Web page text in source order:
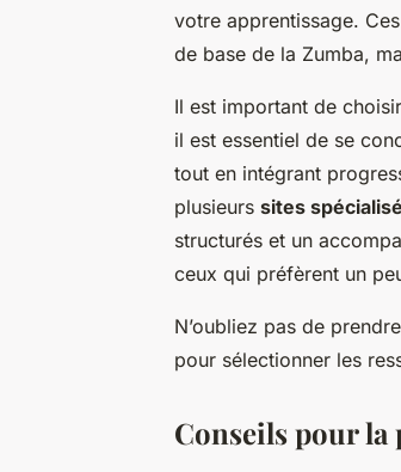
votre apprentissage.
de base de la Zumba,
Il est important de choisir
il est essentiel de se
tout en intégrant
plusieurs sites
structurés et un
ceux qui préfèrent un
N’oubliez pas de
pour sélectionner les
Conseils pour